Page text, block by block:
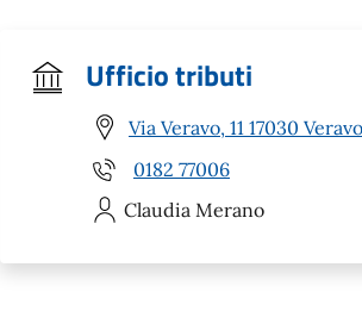
Ufficio tributi
Via Veravo, 11 17030
0182 77006
Claudia Merano